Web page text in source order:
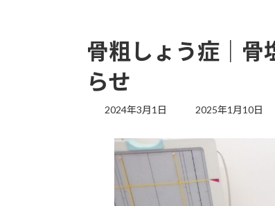
骨粗しょう症｜骨
らせ
2024年3月1日
最
更
新
日
時
2025年1月10日